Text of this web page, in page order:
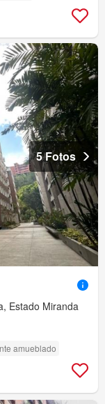
5 Fotos
Estado Miranda
amueblado